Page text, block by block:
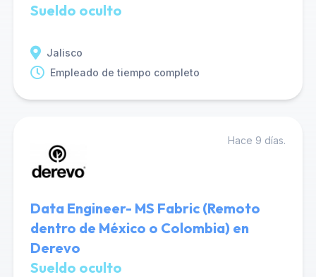
Sueldo oculto
Jalisco
Empleado de tiempo completo
Hace 9 días.
Data Engineer- MS Fabric (Remoto
dentro de México o Colombia) en
Derevo
Sueldo oculto